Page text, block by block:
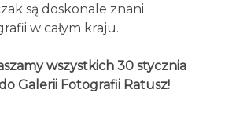
są doskonale znani
w całym kraju.
wszystkich 30 stycznia
Galerii Fotografii Ratusz!